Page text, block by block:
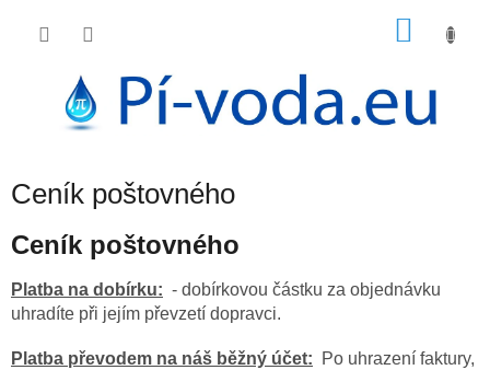
Ceník poštovného
Ceník poštovného
Platba na dobírku: - dobírkovou částku za objednávku
uhradíte při jejím převzetí dopravci.
Platba převodem na náš běžný účet:
Po uhrazení faktury,